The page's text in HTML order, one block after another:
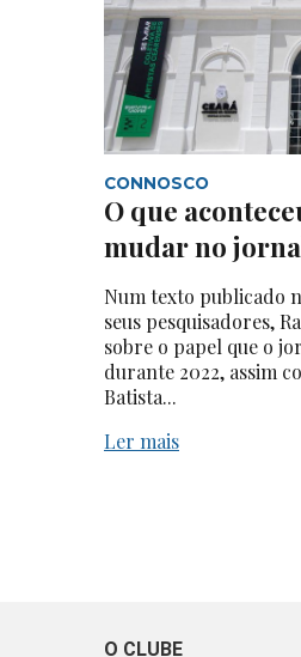
CONNOSCO
O que
mudar no
Num texto publicado
seus pesquisadores,
sobre o papel que o
durante 2022, assim
Batista...
Ler mais
O CLUBE